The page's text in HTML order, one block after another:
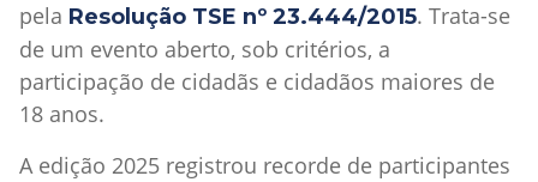
pela Resolução TSE nº 23.444/2015. Trata-se
de um evento aberto, sob critérios, a
participação de cidadãs e cidadãos maiores de
18 anos.
A edição 2025 registrou recorde de participantes